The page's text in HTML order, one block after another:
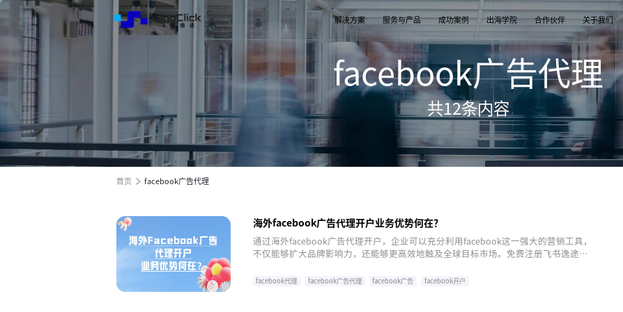
解决方案 服务与产品 成功案例 出海学院 合作伙伴 关于我们
跨境电商全渠道效果营销
TikTok Shop
从商店创建，到策划广告投放和达人营销利用创
意和达人实现TikTok爆炸性增长
独立站
用个性化独立站高效承接兴趣流量跑通从拉新到
复购的私域增长飞轮
跨境电商全渠道效果营销
出海培训
TikTok Shop课程 | 独立站课程 | 亚马逊课程
开店/建站
TikTok Shop开店 | Shopify建站 | 亚马逊开店
达人营销 媒介采买
跨境电商全渠道效果营销
品牌介绍
飞书逸途，成长型跨境电商运营解决方案
品牌新闻
公司及品牌最新业务发展动态
行业报告
facebook广告代理
共12条内容
首页 facebook广告代理
海外facebook广告代理开户业务优势何在？
通过海外facebook广告代理开户，企业可以充分利用facebook这一强大的营销工具，
不仅能够扩大品牌影响力，还能够更高效地触及全球目标市场。免费注册飞书逸途
行。
facebook代理 facebook广告代理 facebook广告 facebook开户